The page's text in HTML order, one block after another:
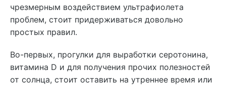
чрезмерным воздействием ультрафиолета
проблем, стоит придерживаться довольно
простых правил.
Во-первых, прогулки для выработки серотонина,
витамина D и для получения прочих полезностей
от солнца, стоит оставить на утреннее время или